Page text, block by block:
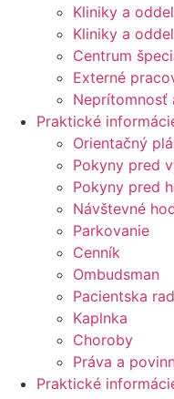
Kliniky a
Kliniky a
Centrum
Externé
Neprítomnosť
Praktické
Orientačný
Pokyny pred
Pokyny pred
Návštevné
Parkovanie
Cenník
Ombudsman
Pacientska
Kaplnka
Choroby
Práva a
Praktické